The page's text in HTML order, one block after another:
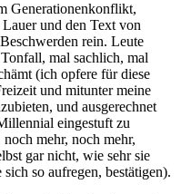
Generationenkonflikt,
und den Text von
rein. Leute
mal sachlich, mal
(ich opfere für diese
und mitunter meine
und ausgerechnet
eingestuft zu
mehr, noch mehr,
gar nicht, wie sehr sie
so aufregen, bestätigen).